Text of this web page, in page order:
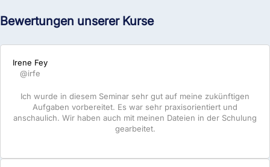
Bewertungen unserer Kurse
Irene Fey
@irfe
Ich wurde in diesem Seminar sehr gut auf meine zukünftigen
Aufgaben vorbereitet. Es war sehr praxisorientiert und
anschaulich. Wir haben auch mit meinen Dateien in der Schulung
gearbeitet.